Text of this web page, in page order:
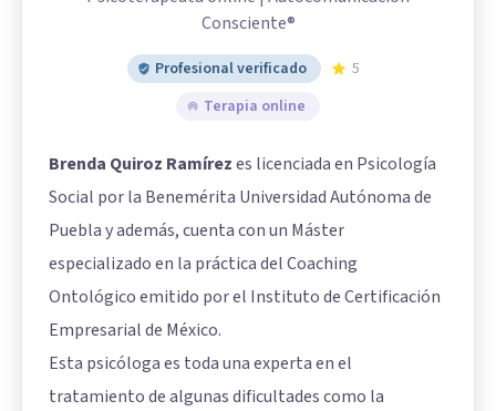
Consciente®
Profesional verificado
5
Terapia online
Brenda Quiroz Ramírezes licenciada en Psicología
Social por la Benemérita Universidad Autónoma de
Puebla y además, cuenta con un Máster
especializado en la práctica del Coaching
Ontológico emitido por el Instituto de Certificación
Empresarial de México.
Esta psicóloga es toda una experta en el
tratamiento de algunas dificultades como la